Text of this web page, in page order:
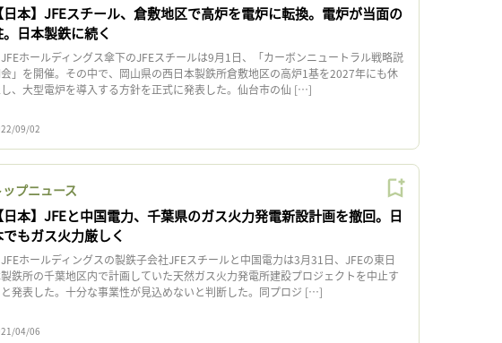
【日本】JFEスチール、倉敷地区で高炉を電炉に転換。電炉が当面の
。日本製鉄に続く
ホールディングス傘下のJFEスチールは9月1日、「カーボンニュートラル戦略説
」を開催。その中で、岡山県の西日本製鉄所倉敷地区の高炉1基を2027年にも休
し、大型電炉を導入する方針を正式に発表した。仙台市の仙 […]
09/02
ップニュース
【日本】JFEと中国電力、千葉県のガス火力発電新設計画を撤回。日
でもガス火力厳しく
ホールディングスの製鉄子会社JFEスチールと中国電力は3月31日、JFEの東日
鉄所の千葉地区内で計画していた天然ガス火力発電所建設プロジェクトを中止す
発表した。十分な事業性が見込めないと判断した。同プロジ […]
04/06